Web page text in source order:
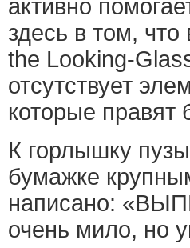
активно
здесь в том,
the Looking-
отсутствует
которые правят
К горлышку
бумажке
написано:
очень мило, но